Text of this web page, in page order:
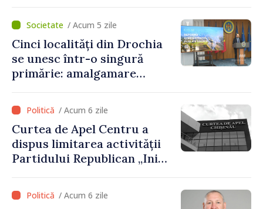
respectate întocmai. Nu s-
au constatat încălcări ale
prevederilor legale”
/ Acum 5 zile
Cinci localități din Drochia
se unesc într-o singură
primărie: amalgamare
stimulente de peste 28 de
milioane de lei oferite de
Guvern
/ Acum 6 zile
Curtea de Apel Centru a
dispus limitarea activității
Partidului Republican „Inima
/ Acum 6 zile